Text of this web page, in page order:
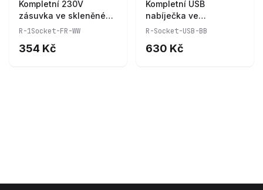
Kompletní 230V
zásuvka ve skleněném
rámečku R-1Socket-FR-
R-1Socket-FR-WW
354 Kč
Kompletní USB
nabíječka ve
skleněném rámečku R-
R-Socket-USB-BB
630 Kč